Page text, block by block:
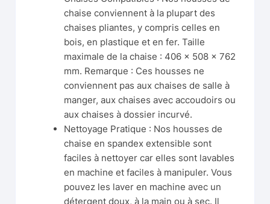
chaise conviennent à la plupart des
chaises pliantes, y compris celles en
bois, en plastique et en fer. Taille
maximale de la chaise : 406 x 508 x 762
mm. Remarque : Ces housses ne
conviennent pas aux chaises de salle à
manger, aux chaises avec accoudoirs ou
aux chaises à dossier incurvé.
Nettoyage Pratique : Nos housses de
chaise en spandex extensible sont
faciles à nettoyer car elles sont lavables
en machine et faciles à manipuler. Vous
pouvez les laver en machine avec un
détergent doux, à la main ou à sec. Il